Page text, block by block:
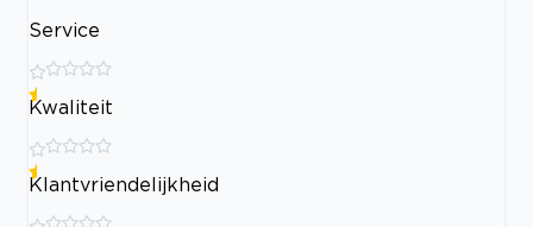
Service
Kwaliteit
Klantvriendelijkheid